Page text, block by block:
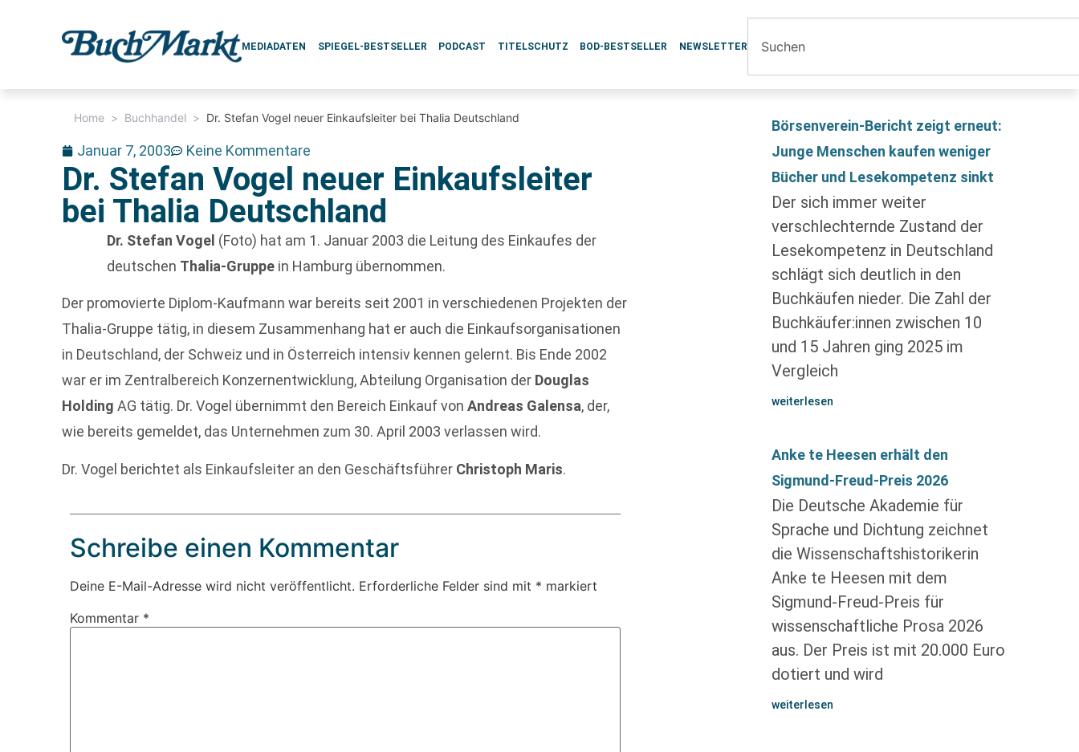
MEDIADATEN SPIEGEL-BESTSELLER PODCAST TITELSCHUTZ BOD-BESTSELLER NEWSLETTER
Home > Buchhandel > Dr. Stefan Vogel neuer Einkaufsleiter bei Thalia Deutschland
Januar 7, 2003 Keine Kommentare
Dr. Stefan Vogel neuer Einkaufsleiter
bei Thalia Deutschland
Dr. Stefan Vogel (Foto) hat am 1. Januar 2003 die Leitung des Einkaufes der
deutschen Thalia-Gruppe in Hamburg übernommen.
Der promovierte Diplom-Kaufmann war bereits seit 2001 in verschiedenen Projekten der
Thalia-Gruppe tätig, in diesem Zusammenhang hat er auch die Einkaufsorganisationen
in Deutschland, der Schweiz und in Österreich intensiv kennen gelernt. Bis Ende 2002
war er im Zentralbereich Konzernentwicklung, Abteilung Organisation der Douglas
Holding AG tätig. Dr. Vogel übernimmt den Bereich Einkauf vonAndreas Galensa, der,
wie bereits gemeldet, das Unternehmen zum 30. April 2003 verlassen wird.
Dr. Vogel berichtet als Einkaufsleiter an den Geschäftsführer Christoph Maris.
Schreibe einen Kommentar
Deine E-Mail-Adresse wird nicht veröffentlicht. Erforderliche Felder sind mit * markiert
Kommentar *
Börsenverein-Bericht zeigt erneut:
Junge Menschen kaufen weniger
Bücher und Lesekompetenz sinkt
Der sich immer weiter
verschlechternde Zustand der
Lesekompetenz in Deutschland
schlägt sich deutlich in den
Buchkäufen nieder. Die Zahl der
Buchkäufer:innen zwischen 10
und 15 Jahren ging 2025 im
Vergleich
weiterlesen
Anke te Heesen erhält den
Sigmund-Freud-Preis 2026
Die Deutsche Akademie für
Sprache und Dichtung zeichnet
die Wissenschaftshistorikerin
Anke te Heesen mit dem
Sigmund-Freud-Preis für
wissenschaftliche Prosa 2026
aus. Der Preis ist mit 20.000 Euro
dotiert und wird
weiterlesen